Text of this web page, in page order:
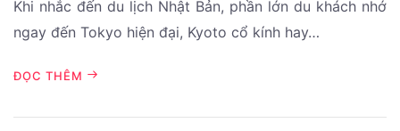
Khi nhắc đến du lịch Nhật Bản, phần lớn du khách nhớ
ngay đến Tokyo hiện đại, Kyoto cổ kính hay…
ĐỌC THÊM